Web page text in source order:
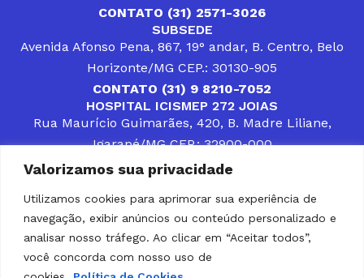
Valorizamos sua privacidade
Utilizamos cookies para aprimorar sua experiência de
navegação, exibir anúncios ou conteúdo personalizado e
analisar nosso tráfego. Ao clicar em “Aceitar todos”,
você concorda com nosso uso de
CONTATO (31) 2571-3026
SUBSEDE
Avenida Afonso Pena, 867, 19° andar, B. Centro, Belo
Horizonte/MG CEP.: 30130-905
CONTATO (31) 9 8210-7052
HOSPITAL ICISMEP 272 JOIAS
Rua Maurício Guimarães, 420, B. Madre Liliane,
Igarapé/MG CEP.: 32900-000
CONTATOS (31) 3512-4400 ou (31) 9 8309-8660
DESENVOLVER SOLUÇÕES, AÇÕES E SERVIÇOS
PÚBLICOS QUE COMPLEMENTEM A ASSISTÊNCIA À
POPULAÇÃO DA REGIÃO EM QUE ATUA, SENDO
PARCEIRO DOS MUNICÍPIOS CONSORCIADOS NA
SOLUÇÃO DE DIFICULDADES ENFRENTADAS POR
GESTORES MUNICIPAIS, É O COMPROMISSO DO
ICISMEP.